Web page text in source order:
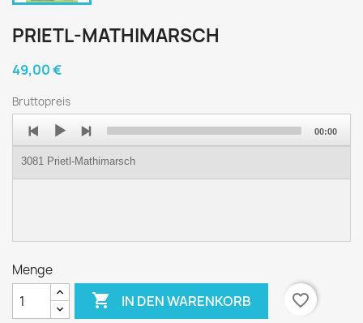
PRIETL-MATHIMARSCH
49,00 €
Bruttopreis
Player
3081 Prietl-Mathimarsch
00:00
Menge
 IN DEN WARENKORB favorite_border